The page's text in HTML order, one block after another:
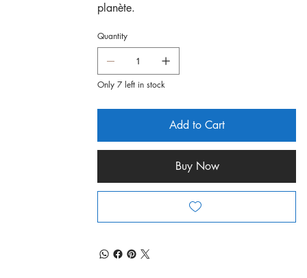
planète.
Quantity
Only 7 left in stock
Add to Cart
Buy Now